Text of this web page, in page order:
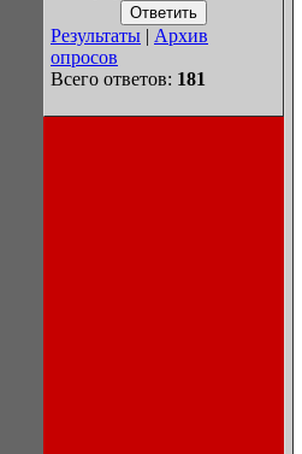
Результаты | Архив
опросов
Всего ответов: 181